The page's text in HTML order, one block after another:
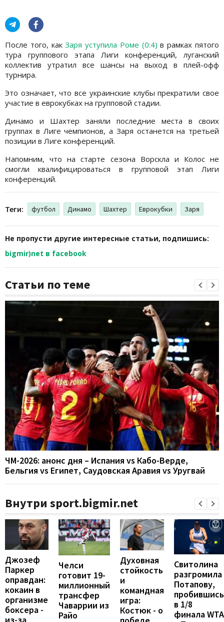
После того, какЗаря уступила Роме (0:4) в рамках пятого
тура группового этапа Лиги конференций, луганский
коллектив утратил все шансы на выход в плей-офф
турнира.
Это означает, что все украинские клубы прекратили свое
участие в еврокубках на групповой стадии.
Динамо и Шахтер заняли последние места в своих
группах в Лиге чемпионов, а Заря останется на третьей
позиции в Лиге конференций.
Напомним, что на старте сезона Ворскла и Колос не
смогли квалифицироваться в групповой этап Лиги
конференций.
Теги: футбол Динамо Шахтер Еврокубки Заря
Не пропусти другие интересные статьи, подпишись:
bigmir)net в facebook
Статьи по теме
ЧМ-2026: анонс дня – Испания vs Кабо-Верде,
Бельгия vs Египет, Саудовская Аравия vs Уругвай
Внутри sport.bigmir.net
Джозеф
Паркер
оправдан:
кокаин в
организме
боксера -
Челси
готовит 19-
миллионный
трансфер
Чаваррии из
Райо
Духовная
стойкость
и
командная
игра:
Костюк - о
Свитолина
разгромила
Потапову,
пробившись
в 1/8
финала WTA